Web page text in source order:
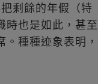
剩餘的年假（特
時也是如此，甚至
種種迹象表明，